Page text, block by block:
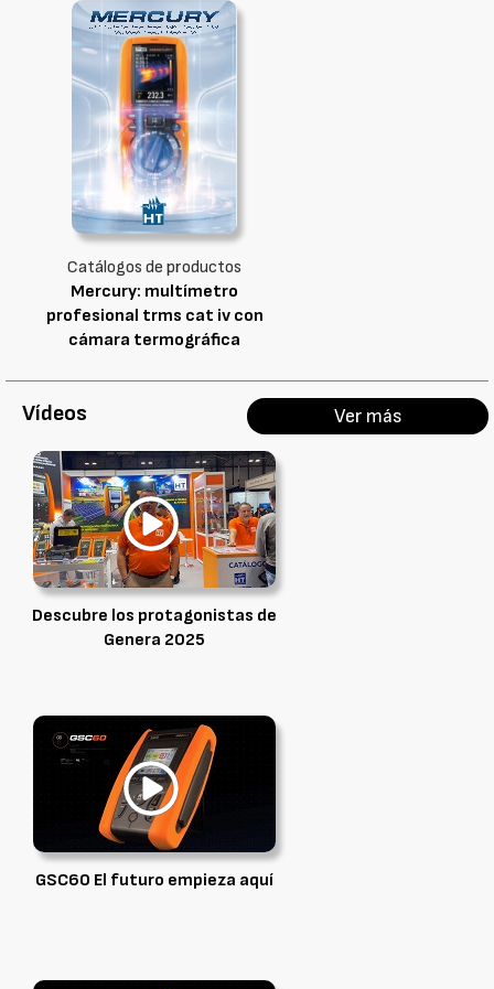
Armónicos
Catálogos de productos
Mercury: multímetro
profesional trms cat iv con
cámara termográfica
Vídeos Ver más
Descubre los protagonistas de
Genera 2025
GSC60 El futuro empieza aquí